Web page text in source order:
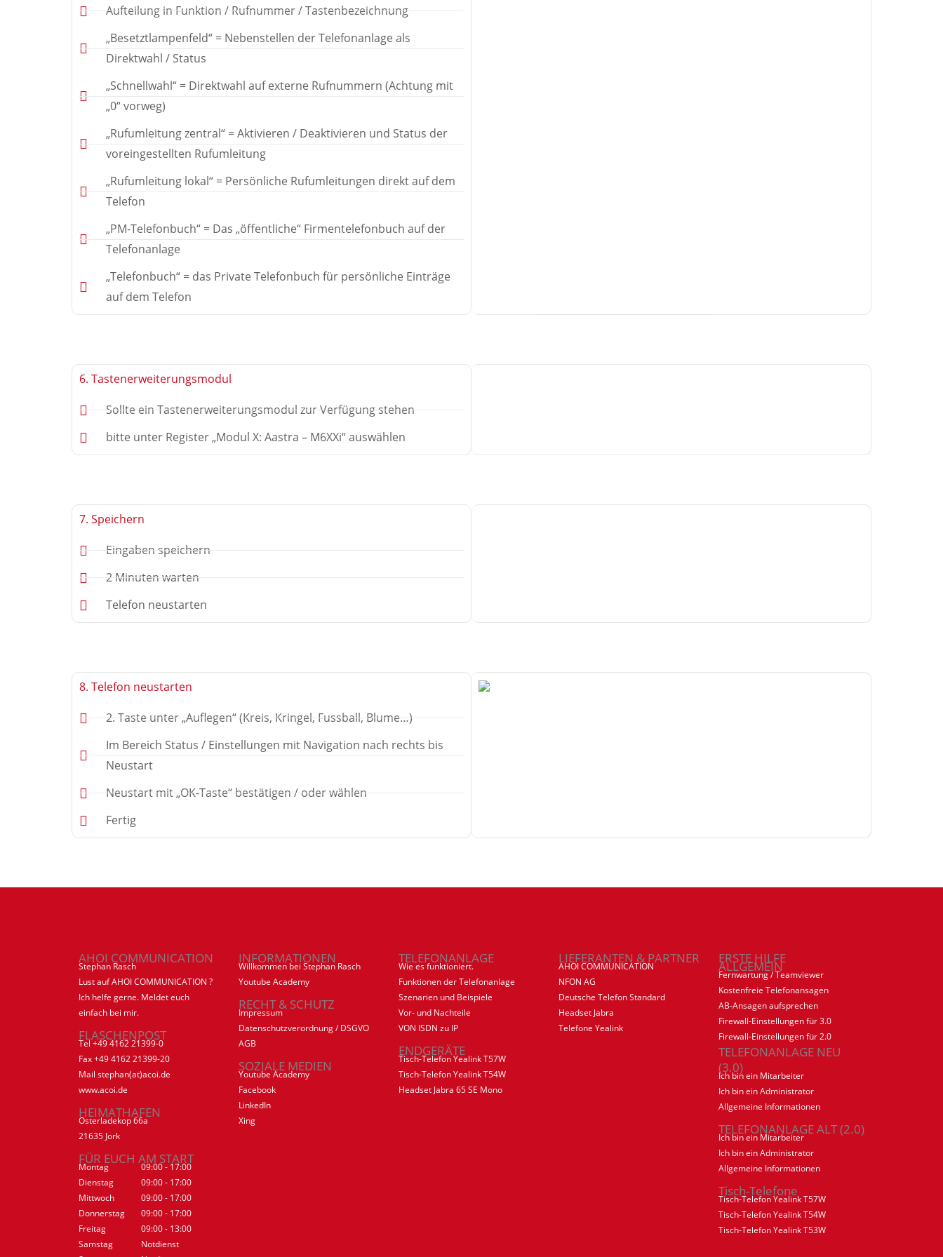
Aufteilung in Funktion / Rufnummer / Tastenbezeichnung
„Besetztlampenfeld“ = Nebenstellen der Telefonanlage als
Direktwahl / Status
„Schnellwahl“ = Direktwahl auf externe Rufnummern (Achtung mit
„0“ vorweg)
„Rufumleitung zentral“ = Aktivieren / Deaktivieren und Status der
voreingestellten Rufumleitung
„Rufumleitung lokal“ = Persönliche Rufumleitungen direkt auf dem
Telefon
„PM-Telefonbuch“ = Das „öffentliche“ Firmentelefonbuch auf der
Telefonanlage
„Telefonbuch“ = das Private Telefonbuch für persönliche Einträge
auf dem Telefon
6. Tastenerweiterungsmodul
Sollte ein Tastenerweiterungsmodul zur Verfügung stehen
bitte unter Register „Modul X: Aastra – M6XXi“ auswählen
7. Speichern
Eingaben speichern
2 Minuten warten
Telefon neustarten
8. Telefon neustarten
2. Taste unter „Auflegen“ (Kreis, Kringel, Fussball, Blume…)
Im Bereich Status / Einstellungen mit Navigation nach rechts bis
Neustart
Neustart mit „OK-Taste“ bestätigen / oder wählen
Fertig
AHOI COMMUNICATION
Stephan Rasch
Lust auf AHOI COMMUNICATION ?
Ich helfe gerne. Meldet euch
einfach bei mir.
FLASCHENPOST
Tel +49 4162 21399-0
Fax +49 4162 21399-20
Mail stephan(at)acoi.de
www.acoi.de
HEIMATHAFEN
Osterladekop 66a
21635 Jork
FÜR EUCH AM START
Montag
09:00 - 17:00
Dienstag
09:00 - 17:00
Mittwoch
09:00 - 17:00
Donnerstag
09:00 - 17:00
Freitag
09:00 - 13:00
Samstag
Notdienst
INFORMATIONEN
Willkommen bei Stephan Rasch
Youtube Academy
RECHT & SCHUTZ
Impressum
Datenschutzverordnung / DSGVO
AGB
SOZIALE MEDIEN
Youtube Academy
Facebook
LinkedIn
Xing
TELEFONANLAGE
Wie es funktioniert.
Funktionen der Telefonanlage
Szenarien und Beispiele
Vor- und Nachteile
VON ISDN zu IP
ENDGERÄTE
Tisch-Telefon Yealink T57W
Tisch-Telefon Yealink T54W
Headset Jabra 65 SE Mono
LIEFERANTEN & PARTNER
AHOI COMMUNICATION
NFON AG
Deutsche Telefon Standard
Headset Jabra
Telefone Yealink
ERSTE HILFE
ALLGEMEIN
Fernwartung / Teamviewer
Kostenfreie Telefonansagen
AB-Ansagen aufsprechen
Firewall-Einstellungen für 3.0
Firewall-Einstellungen für 2.0
TELEFONANLAGE NEU
(3.0)
Ich bin ein Mitarbeiter
Ich bin ein Administrator
Allgemeine Informationen
TELEFONANLAGE ALT (2.0)
Ich bin ein Mitarbeiter
Ich bin ein Administrator
Allgemeine Informationen
Tisch-Telefone
Tisch-Telefon Yealink T57W
Tisch-Telefon Yealink T54W
Tisch-Telefon Yealink T53W